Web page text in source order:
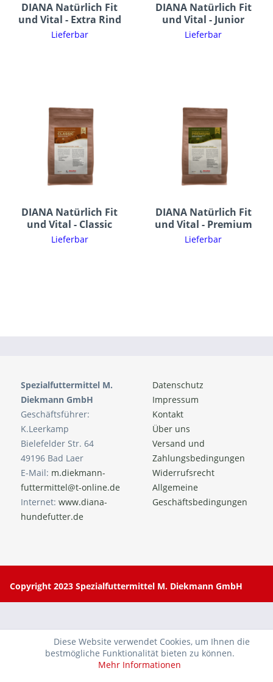
DIANA Natürlich Fit
und Vital - Extra Rind
Lieferbar
DIANA Natürlich Fit
und Vital - Junior
Lieferbar
DIANA Natürlich Fit
und Vital - Classic
Lieferbar
DIANA Natürlich Fit
und Vital - Premium
Lieferbar
Datenschutz
Impressum
Kontakt
Über uns
Versand und
Zahlungsbedingungen
Widerrufsrecht
Allgemeine
Geschäftsbedingungen
Spezialfuttermittel M.
Diekmann GmbH
Geschäftsführer:
K.Leerkamp
Bielefelder Str. 64
49196 Bad Laer
E-Mail: m.diekmann-
futtermittel@t-online.de
Internet: www.diana-
hundefutter.de
Copyright 2023 Spezialfuttermittel M. Diekmann GmbH
Diese Website verwendet Cookies, um Ihnen die
bestmögliche Funktionalität bieten zu können.
Mehr Informationen